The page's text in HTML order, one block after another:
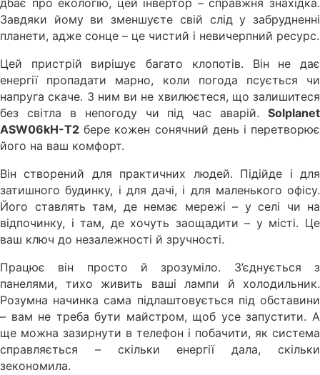
Завдяки йому ви зменшуєте свій слід у забрудненні
планети, адже сонце – це чистий і невичерпний ресурс.
Цей пристрій вирішує багато клопотів. Він не дає
енергії пропадати марно, коли погода псується чи
напруга скаче. З ним ви не хвилюєтеся, що залишитеся
без світла в непогоду чи під час аварій. Solplanet
ASW06kH-T2 бере кожен сонячний день і перетворює
його на ваш комфорт.
Він створений для практичних людей. Підійде і для
затишного будинку, і для дачі, і для маленького офісу.
Його ставлять там, де немає мережі – у селі чи на
відпочинку, і там, де хочуть заощадити – у місті. Це
ваш ключ до незалежності й зручності.
Працює він просто й зрозуміло. З’єднується з
панелями, тихо живить ваші лампи й холодильник.
Розумна начинка сама підлаштовується під обставини
– вам не треба бути майстром, щоб усе запустити. А
ще можна зазирнути в телефон і побачити, як система
справляється – скільки енергії дала, скільки
зекономила.